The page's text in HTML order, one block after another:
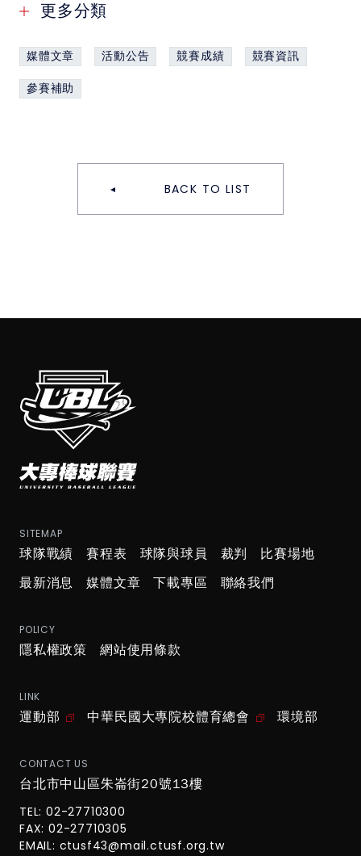
更多分類
媒體文章 活動公告 競賽成績 競賽資訊
參賽補助
BACK TO LIST
SITEMAP
球隊戰績 賽程表 球隊與球員 裁判
比賽場地
最新消息
媒體文章 下載專區 聯絡我們
POLICY
隱私權政策 網站使用條款
LINK
運動部 中華民國大專院校體育總會 環境部
CONTACT US
台北市中山區朱崙街20號13樓
TEL: 02-27710300
FAX: 02-27710305
EMAIL: ctusf43@mail.ctusf.org.tw